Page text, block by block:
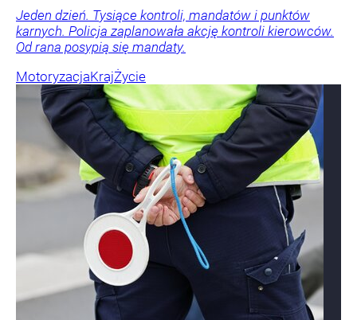
Jeden dzień. Tysiące kontroli, mandatów i punktów
karnych. Policja zaplanowała akcję kontroli kierowców.
Od rana posypią się mandaty.
MotoryzacjaKrajŻycie